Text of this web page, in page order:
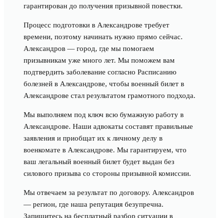
гарантирован до получения призывной повестки.
Процесс подготовки в Александрове требует
времени, поэтому начинать нужно прямо сейчас.
Александров — город, где мы помогаем
призывникам уже много лет. Мы поможем вам
подтвердить заболевание согласно Расписанию
болезней в Александрове, чтобы военный билет в
Александрове стал результатом грамотного подхода.
Мы выполняем под ключ всю бумажную работу в
Александрове. Наши адвокаты составят правильные
заявления и приобщат их к личному делу в
военкомате в Александрове. Мы гарантируем, что
ваш легальный военный билет будет выдан без
силового призыва со стороны призывной комиссии.
Мы отвечаем за результат по договору. Александров
— регион, где наша репутация безупречна.
Запишитесь на бесплатный разбор ситуации в